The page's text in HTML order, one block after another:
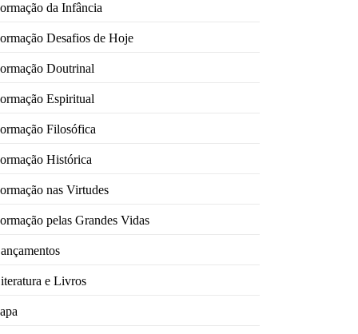
da Infância
Desafios de Hoje
Doutrinal
Espiritual
Filosófica
Histórica
nas Virtudes
pelas Grandes Vidas
e Livros